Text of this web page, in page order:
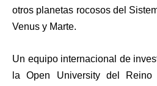
otros planetas rocosos del
Venus y Marte.
Un equipo internacional de
la Open University del Reino